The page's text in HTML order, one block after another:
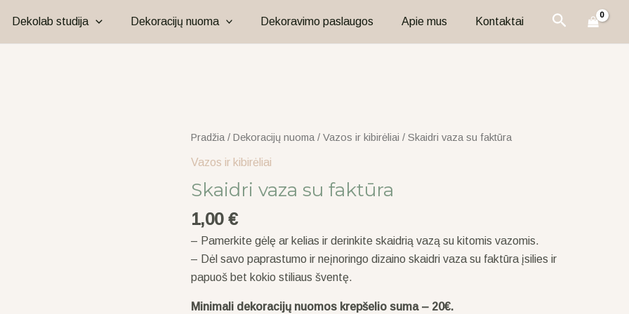
Dekolab studija Dekoracijų nuoma Dekoravimo paslaugos Apie mus Kontaktai Paieška
Pradžia / Dekoracijų nuoma / Vazos ir kibirėliai / Skaidri vaza su faktūra
Vazos ir kibirėliai
Skaidri vaza su faktūra
1,00 €
– Pamerkite gėlę ar kelias ir derinkite skaidrią vazą su kitomis vazomis.
– Dėl savo paprastumo ir neįnoringo dizaino skaidri vaza su faktūra įsilies ir
papuoš bet kokio stiliaus šventę.
Minimali dekoracijų nuomos krepšelio suma – 20€.
produkto
vaza
faktūra